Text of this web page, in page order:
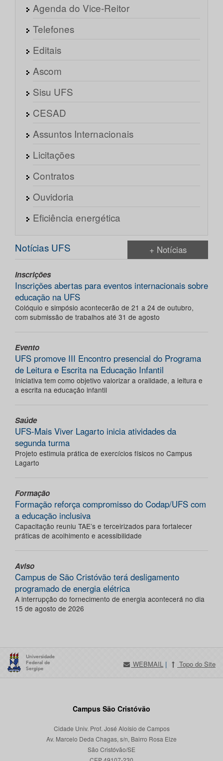
Agenda do Vice-Reitor
Telefones
Editais
Ascom
Sisu UFS
CESAD
Assuntos Internacionais
Licitações
Contratos
Ouvidoria
Eficiência energética
Notícias UFS + Notícias
Inscrições
Inscrições abertas para eventos internacionais sobre
educação na UFS
Colóquio e simpósio acontecerão de 21 a 24 de outubro,
com submissão de trabalhos até 31 de agosto
Evento
UFS promove III Encontro presencial do Programa
de Leitura e Escrita na Educação Infantil
Iniciativa tem como objetivo valorizar a oralidade, a leitura e
a escrita na educação infantil
Saúde
UFS-Mais Viver Lagarto inicia atividades da
segunda turma
Projeto estimula prática de exercícios físicos no Campus
Lagarto
Formação
Formação reforça compromisso do Codap/UFS com
a educação inclusiva
Capacitação reuniu TAE’s e terceirizados para fortalecer
práticas de acolhimento e acessibilidade
Aviso
Campus de São Cristóvão terá desligamento
programado de energia elétrica
A interrupção do fornecimento de energia acontecerá no dia
15 de agosto de 2026
WEBMAIL | Topo do Site
Campus São Cristóvão
Cidade Univ. Prof. José Aloísio de Campos
Av. Marcelo Deda Chagas, s/n, Bairro Rosa Elze
São Cristóvão/SE